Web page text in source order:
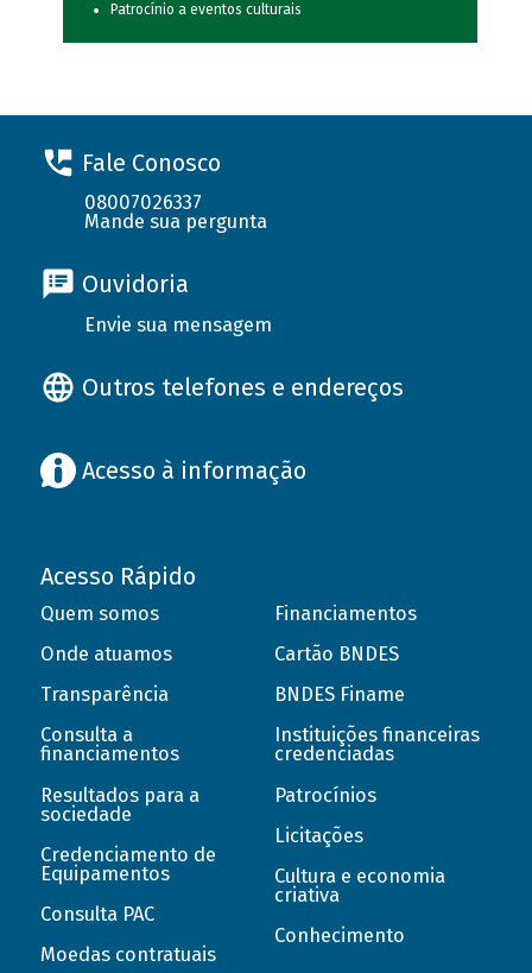
Patrocínio a eventos culturais
Fale Conosco
08007026337
Mande sua pergunta
Ouvidoria
Envie sua mensagem
Outros telefones e endereços
Acesso à informação
Acesso Rápido
Quem somos
Onde atuamos
Transparência
Consulta a
financiamentos
Resultados para a
sociedade
Credenciamento de
Equipamentos
Consulta PAC
Moedas contratuais
Financiamentos
Cartão BNDES
BNDES Finame
Instituições financeiras
credenciadas
Patrocínios
Licitações
Cultura e economia
criativa
Conhecimento